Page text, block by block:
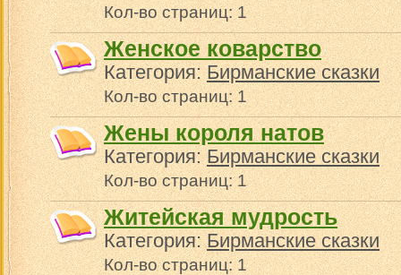
Кол-во страниц: 1
Женское коварство
Категория:Бирманские сказки
Кол-во страниц: 1
Жены короля натов
Категория:Бирманские сказки
Кол-во страниц: 1
Житейская мудрость
Категория:Бирманские сказки
Кол-во страниц: 1